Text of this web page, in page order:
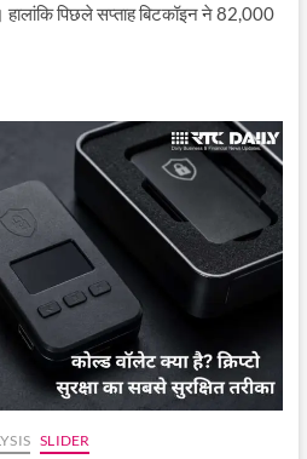
हालांकि पिछले सप्ताह बिटकॉइन ने 82,000
SLIDER